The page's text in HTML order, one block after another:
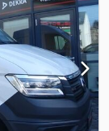
ABS, airbag,
della
, AUTOPARADIES
Sab 10:00-13:00
E